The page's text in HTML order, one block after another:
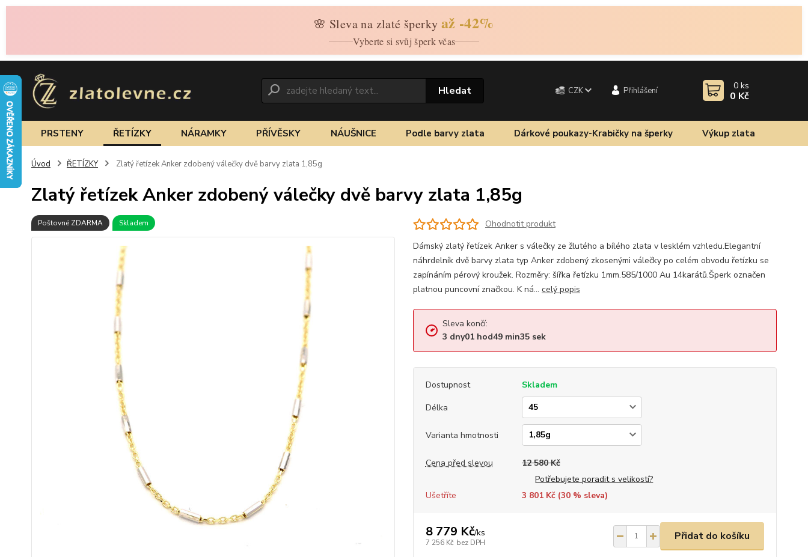
🌸 Sleva na zlaté šperky až -42%
Vyberte si svůj šperk včas
CZK Přihlášení
Hledat 0 ks
0 Kč
PRSTENY ŘETÍZKY NÁRAMKY PŘÍVĚSKY NÁUŠNICE Podle barvy zlata Dárkové poukazy-Krabičky na šperky Výkup zlata
Úvod ŘETÍZKY Zlatý řetízek Anker zdobený válečky dvě barvy zlata 1,85g
Zlatý řetízek Anker zdobený válečky dvě barvy zlata 1,85g
Poštovné ZDARMA Skladem
Ohodnotit produkt
Dámský zlatý řetízek Anker s válečky ze žlutého a bílého zlata v lesklém vzhledu.Elegantní
náhrdelník dvě barvy zlata typ Anker zdobený zkosenými válečky po celém obvodu řetízku se
zapínáním pérový kroužek. Rozměry: šířka řetízku 1mm.585/1000 Au 14karátů.Šperk označen
platnou puncovní značkou. K ná... celý popis
Sleva končí:
3 dny01hod49min34sek
Dostupnost
Skladem
Délka
Varianta hmotnosti
Cena před slevou
12 580 Kč
Potřebujete poradit s velikostí?
Ušetříte
3 801 Kč (30% sleva)
8 779 Kč/ks
7 256 Kč bez DPH
Přidat do košíku